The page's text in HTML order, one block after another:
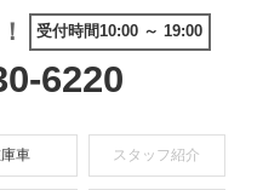
受付時間10:00 ～ 19:00
6220
車 スタッフ紹介